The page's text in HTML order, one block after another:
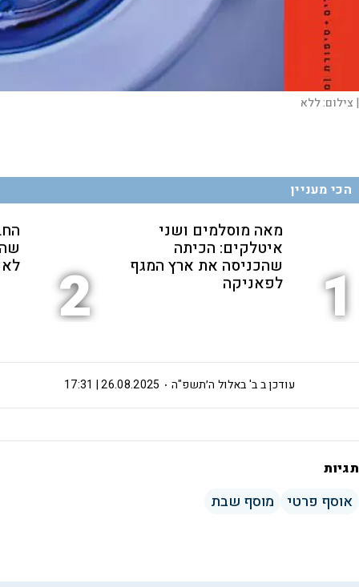
| צילום:ללא
הכי מעניין
1
מאה מוסלמים ושני
איטלקים: הכיתה
שהכניסה את ארץ המגף
לפאניקה 2
ב' באלול ה׳תשפ"ה 26.08.2025 | 17:31 עודכן ב
תגיות
אוסף פרטי מוסף שבת